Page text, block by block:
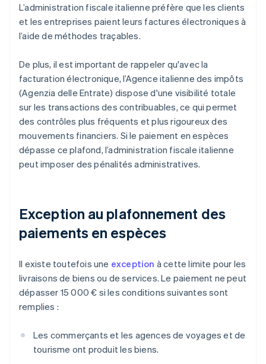
L’administration fiscale italienne préfère que les clients
et les entreprises paient leurs factures électroniques à
l’aide de méthodes traçables.
De plus, il est important de rappeler qu'avec la
facturation électronique, l’Agence italienne des impôts
(Agenzia delle Entrate) dispose d'une visibilité totale
sur les transactions des contribuables, ce qui permet
des contrôles plus fréquents et plus rigoureux des
mouvements financiers. Si le paiement en espèces
dépasse ce plafond, l’administration fiscale italienne
peut imposer des pénalités administratives.
Exception au plafonnement des
paiements en espèces
Il existe toutefois une exception à cette limite pour les
livraisons de biens ou de services. Le paiement ne peut
dépasser 15 000 € si les conditions suivantes sont
remplies :
Les commerçants et les agences de voyages et de
tourisme ont produit les biens.